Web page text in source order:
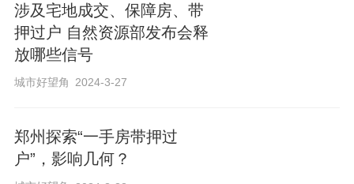
下一步，南宁住建邕有家二手房交易资金
监管服务咨询中心（试点）将加强二手房
交易“资金监管+带押过户”在不同银行之间
放新贷款无缝衔接，简化“带押过户”业务手
续流程，推进跨行“带押过户”业务常态化进
涉及宅地成交、保障房、带
押过户 自然资源部发布会释
放哪些信号
城市好望角 2024-3-27
郑州探索“一手房带押过
户”，影响几何？